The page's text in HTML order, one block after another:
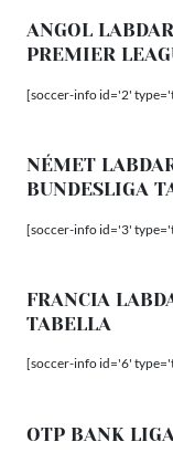
ANGOL
PREMIER
[soccer-info id='2'
NÉMET
BUNDESLIGA
[soccer-info id='3'
FRANCIA
TABELLA
[soccer-info id='6'
OTP BANK